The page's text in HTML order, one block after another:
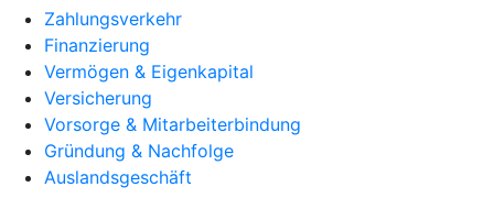
Zahlungsverkehr
Finanzierung
Vermögen & Eigenkapital
Versicherung
Vorsorge & Mitarbeiterbindung
Gründung & Nachfolge
Auslandsgeschäft